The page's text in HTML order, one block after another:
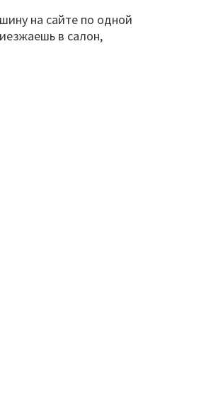
на сайте по одной
в салон,